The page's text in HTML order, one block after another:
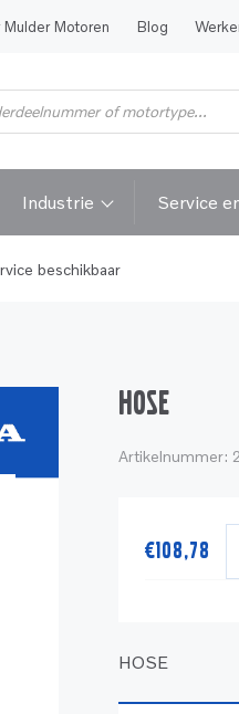
Mulder Motoren Blog
Industrie Service
beschikbaar
HOSE
Artikelnummer:
€108,78
HOSE